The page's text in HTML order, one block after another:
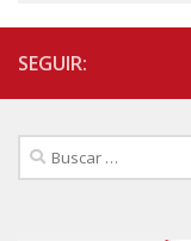
SEGUIR:
Buscar: